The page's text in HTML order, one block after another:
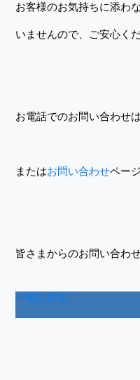
お客様のお気持ちに添わ
いませんので、ご安心く
お電話でのお問い合わせ
またはお問い合わせペー
皆さまからのお問い合わ
一覧に戻る